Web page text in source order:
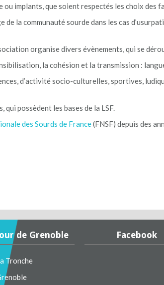
implants, que soient respectés les choix des
de la communauté sourde dans les cas
organise divers évènements, qui se
la cohésion et la transmission :
d’activité socio-culturelles, sportives,
possèdent les bases de la LSF.
des Sourds de France(FNSF) depuis des
de Grenoble
Tronche
Facebook